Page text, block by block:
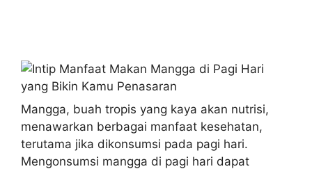
Mangga, buah tropis yang kaya akan nutrisi,
menawarkan berbagai manfaat kesehatan,
terutama jika dikonsumsi pada pagi hari.
Mengonsumsi mangga di pagi hari dapat